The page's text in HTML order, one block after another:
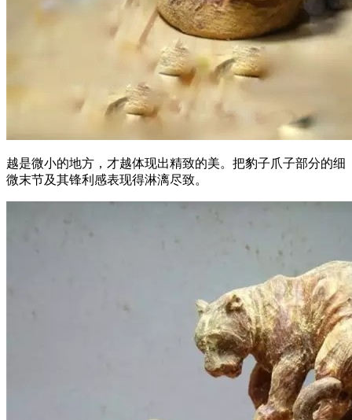
越是微小的地方，才越体现出精致的美。把豹子爪子部分的细
微末节及其锋利感表现得淋漓尽致。